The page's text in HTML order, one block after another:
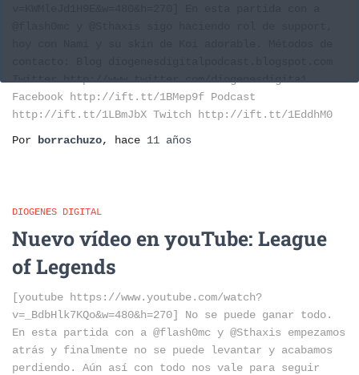
Facebook http://ift.tt/1BMep9f Podcast
http://ift.tt/1LBmJbX Twitch http://ift.tt/1EddhM0
Por
borrachuzo, hace 11 años
DIOGENES DIGITAL
Nuevo vídeo en youTube: League
of Legends
[youtube https://www.youtube.com/watch?
v=_BdbHlk7KQo&w=480&h=270] No se puede ganar todo.
En esta partida con a @flash0mc y @Sthaxis empezamos
atrás y finalmente no se puede levantar y acabamos
perdiendo. Aún así con todo nos vale para seguir